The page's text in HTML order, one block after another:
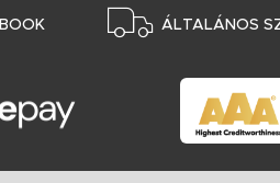
ÁLTALÁNOS